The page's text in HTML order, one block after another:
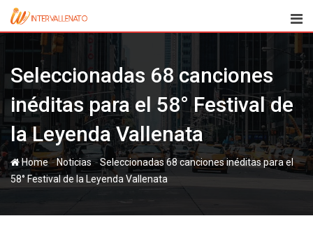
Skip
Seleccionadas 68 canciones
inéditas para el 58° Festival de
la Leyenda Vallenata
Home-Noticias-Seleccionadas 68 canciones inéditas para el
58° Festival de la Leyenda Vallenata